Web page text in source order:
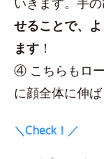
せることで、
ます ！
④ こちらもロ
に顔全体に伸ば
＼Check！／